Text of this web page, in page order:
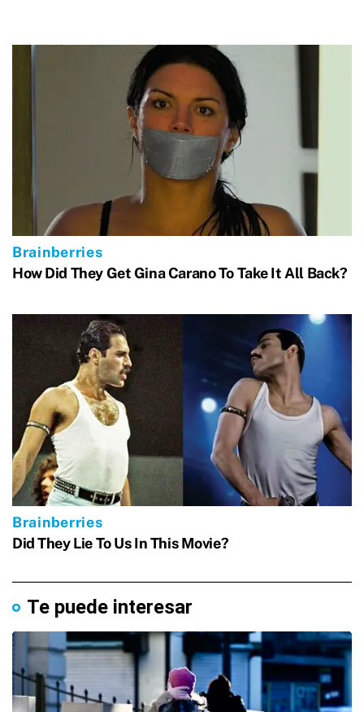
Te puede interesar